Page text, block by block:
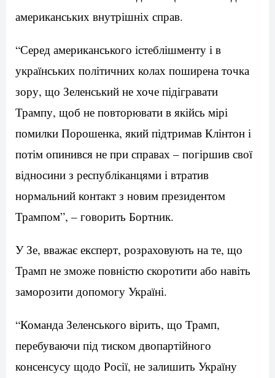
американських внутрішніх справ.
“Серед американського істеблішменту і в
українських політичних колах поширена точка
зору, що Зеленський не хоче підігравати
Трампу, щоб не повторювати в якійсь мірі
помилки Порошенка, який підтримав Клінтон і
потім опинився не при справах – погіршив свої
відносини з республіканцями і втратив
нормальний контакт з новим президентом
Трампом”, – говорить Бортник.
У Зе, вважає експерт, розраховують на те, що
Трамп не зможе повністю скоротити або навіть
заморозити допомогу Україні.
“Команда Зеленського вірить, що Трамп,
перебуваючи під тиском двопартійного
консенсусу щодо Росії, не залишить Україну